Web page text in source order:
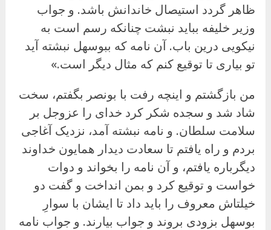
ظاهر گردد استیصال خاندانش باشد. و جواب
وزیر خلیفه بباید نبشت چنانکه رسم است به
نیکویی درین باب. آن نامه که ببوسهل نبشته آید
تو بیاری تا توقیع کنم که مثال دیگر است.»
من بازگشتم و اینچه رفت با بونصر بگفتم، سخت
شاد شد و سجده شکر کرد خدای را عزوجل بر
سلامت سلطان. و نامه نبشته آمد، نزدیک آغاجی
بردم و راه یافتم تا سعادت دیدار همایون خداوند
دیگرباره یافتم، و آن نامه را بخواند و دوات
خواست و توقیع کرد و بمن انداخت و گفت دو
خیلتاش معروف را باید داد تا ایشان با سوارِ
بوسهل بزودی بروند و جواب بیارند. و جواب نامه